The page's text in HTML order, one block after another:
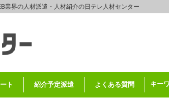
界の人材派遣・人材紹介の日テレ人材センター
ト 紹介予定派遣 よくある質問 キー